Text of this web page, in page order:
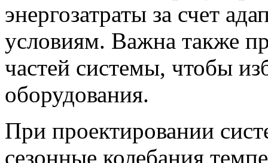
энергозатраты за счет
условиям. Важна также
частей системы, чтобы
оборудования.
При проектировании
сезонные колебания